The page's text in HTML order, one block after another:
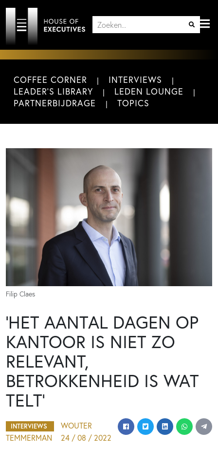
COFFEE CORNER
INTERVIEWS
LEADER'S LIBRARY
LEDEN LOUNGE
PARTNERBIJDRAGE
TOPICS
Filip Claes
‘HET AANTAL DAGEN OP
KANTOOR IS NIET ZO
RELEVANT,
BETROKKENHEID IS WAT
TELT’
INTERVIEWS
WOUTER
TEMMERMAN
24 / 08 / 2022